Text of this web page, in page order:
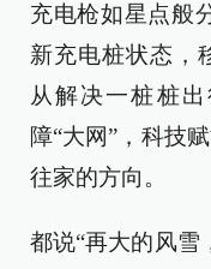
充电枪如星点般
新充电桩状态，
从解决一桩桩
障“大网”，科技
往家的方向。
都说“再大的风雪